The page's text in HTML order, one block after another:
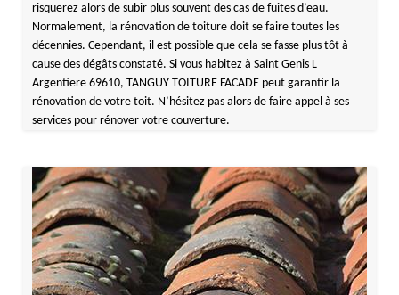
risquerez alors de subir plus souvent des cas de fuites d’eau.
Normalement, la rénovation de toiture doit se faire toutes les
décennies. Cependant, il est possible que cela se fasse plus tôt à
cause des dégâts constaté. Si vous habitez à Saint Genis L
Argentiere 69610, TANGUY TOITURE FACADE peut garantir la
rénovation de votre toit. N’hésitez pas alors de faire appel à ses
services pour rénover votre couverture.